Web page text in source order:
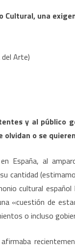
Cultural, una
Arte)
y al público
olvidan o se
España, al
cantidad
cultural
«cuestión de
o incluso